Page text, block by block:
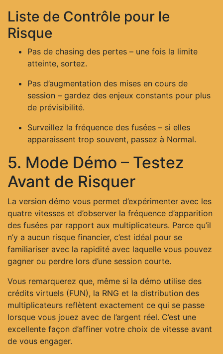
Liste de Contrôle pour le
Risque
Pas de chasing des pertes – une fois la limite
atteinte, sortez.
Pas d’augmentation des mises en cours de
session – gardez des enjeux constants pour plus
de prévisibilité.
Surveillez la fréquence des fusées – si elles
apparaissent trop souvent, passez à Normal.
5. Mode Démo – Testez
Avant de Risquer
La version démo vous permet d’expérimenter avec les
quatre vitesses et d’observer la fréquence d’apparition
des fusées par rapport aux multiplicateurs. Parce qu’il
n’y a aucun risque financier, c’est idéal pour se
familiariser avec la rapidité avec laquelle vous pouvez
gagner ou perdre lors d’une session courte.
Vous remarquerez que, même si la démo utilise des
crédits virtuels (FUN), la RNG et la distribution des
multiplicateurs reflètent exactement ce qui se passe
lorsque vous jouez avec de l’argent réel. C’est une
excellente façon d’affiner votre choix de vitesse avant
de vous engager.